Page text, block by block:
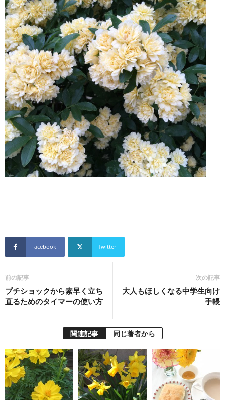
Facebook Twitter
前の記事
プチショックから素早く立ち
直るためのタイマーの使い方
次の記事
大人もほしくなる中学生向け
手帳
関連記事 同じ著者から